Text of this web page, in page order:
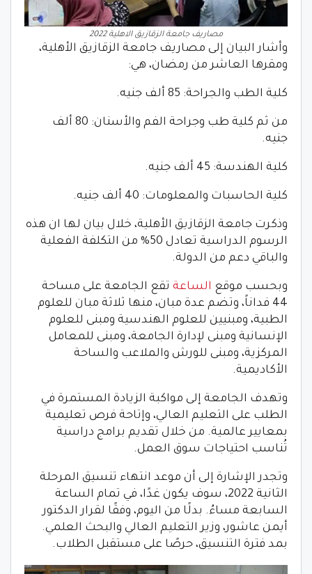
مصاريف جامعة الزقازيق الاهلية 2022
وأشار البيان إلى مصاريف جامعة الزقازيق الأهلية،
ومقرها العاشر من رمضان، هي:
كلية الطب والجراحة: 85 ألف جنيه.
من ثم كلية طب وجراحة الفم والأسنان: 80 ألف
جنيه.
كلية الهندسة: 45 ألف جنيه.
كلية الحاسبات والمعلومات: 40 ألف جنيه.
وذكرت جامعة الزقازيق الأهلية، خلال بيان لها ان هذه
الرسوم الدراسية تعادل 50% من التكلفة الفعلية
والباقي دعم من الدولة.
وبحسب موقع الساعة تقع الجامعة على مساحة
44 فداناً، وتضم عدة مبان، منها ثلاثة مبان للعلوم
الطبية، ومبنيين للعلوم الهندسية ومبنى للعلوم
الإنسانية ومبنى لإدارة الجامعة، ومبنى للمعامل
المركزية، ومبنى للورش والملاعب والساحة
الأكاديمية.
وتهدف الجامعة إلى مواكبة الزيادة المستمرة في
الطلب على التعليم العالي، وإتاحة فرص تعليمية
بمعايير عالمية. من خلال تقديم برامج دراسية
تُناسب احتياجات سوق العمل.
وتجدر الإشارة إلى أن موعد انتهاء تنسيق المرحلة
الثانية 2022، سوف يكون غدًا، في تمام الساعة
السابعة مساءُ. بدلًا من اليوم، وفقًا لقرار الدكتور
أيمن عاشور، وزير التعليم العالي والبحث العلمي.
بمد فترة التنسيق، حرصًا على مستقبل الطلاب.